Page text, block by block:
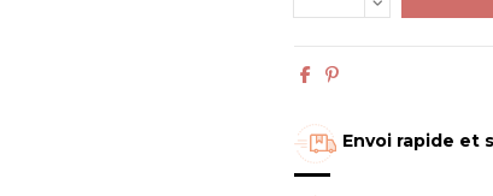
Envoi rapide et